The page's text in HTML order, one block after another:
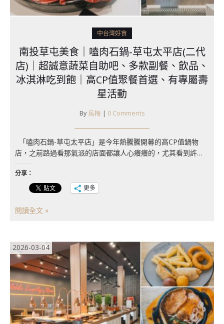
中台灣好食
南投草屯美食｜嗑肉石鍋-草屯太平店(二代
店)｜超誠意蔬菜自助吧、多款副餐、飲品、
冰淇淋吃到飽｜高CP值聚餐首選、有專屬壽
星活動
By 烏梅 | 0 Comments
「嗑肉石鍋-草屯太平店」是今年熱騰騰開幕的高CP值鍋物
店，之前路過看那氣派的店面都讓人心癢癢的，尤其看到許…
分享：
更多
閱讀全文 »
2026-03-04